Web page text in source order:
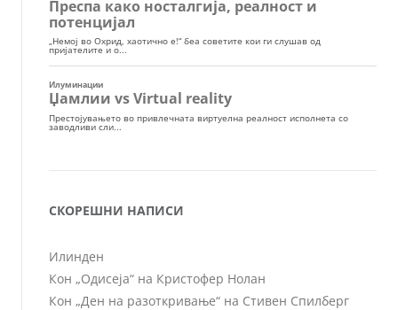
СКОРЕШНИ НАПИСИ
Илинден
Кон „Одисеја“ на Кристофер Нолан
Кон „Ден на разоткривање“ на Стивен Спилберг